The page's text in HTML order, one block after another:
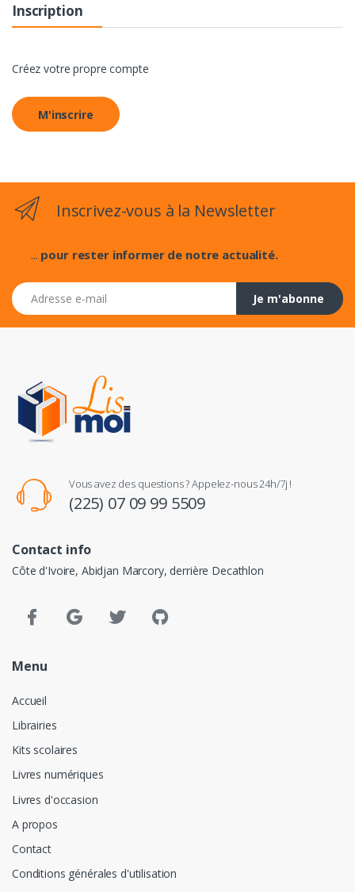
Inscription
Créez votre propre compte
M'inscrire
Inscrivez-vous à la Newsletter
... pour rester informer de notre actualité.
Adresse e-mail
Je m'abonne
Vous avez des questions ? Appelez-nous 24h/7j !
(225) 07 09 99 5509
Contact info
Côte d'Ivoire, Abidjan Marcory, derrière Decathlon
Menu
Accueil
Librairies
Kits scolaires
Livres numériques
Livres d'occasion
A propos
Contact
Conditions générales d'utilisation